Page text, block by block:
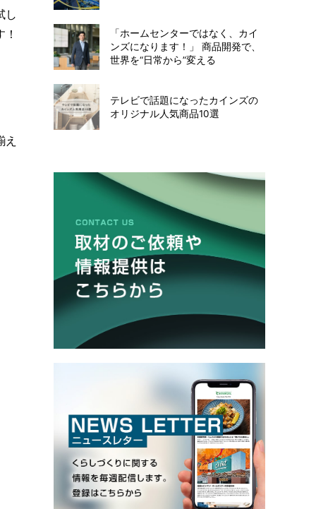
し
「ホームセンターではなく、カイ
ンズになります！」 商品開発で、
世界を“日常から”変える
テレビで話題になったカインズの
オリジナル人気商品10選